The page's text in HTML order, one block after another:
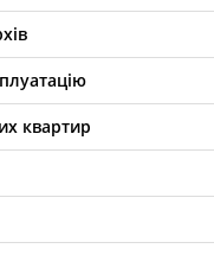
квартир